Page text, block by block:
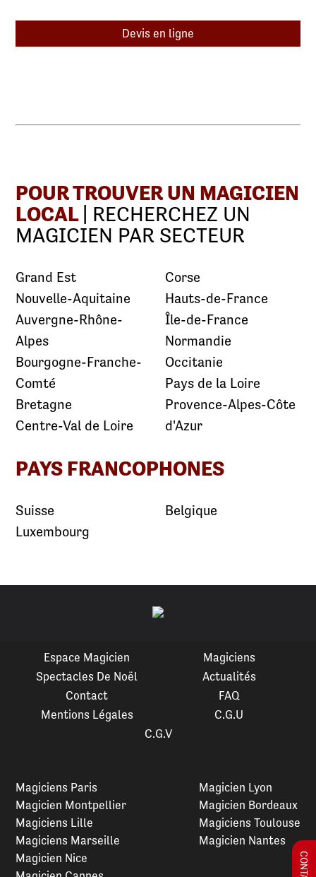
Devis en ligne
POUR TROUVER UN MAGICIEN
LOCAL | RECHERCHEZ UN
MAGICIEN PAR SECTEUR
Grand Est
Nouvelle-Aquitaine
Auvergne-Rhône-
Alpes
Bourgogne-Franche-
Comté
Bretagne
Centre-Val de Loire
Corse
Hauts-de-France
Île-de-France
Normandie
Occitanie
Pays de la Loire
Provence-Alpes-Côte
d'Azur
PAYS FRANCOPHONES
Suisse
Luxembourg
Belgique
Espace Magicien
Magiciens
Spectacles De Noël
Actualités
Contact
FAQ
Mentions Légales
C.G.U
C.G.V
Magiciens Paris
Magicien Montpellier
Magiciens Lille
Magiciens Marseille
Magicien Lyon
Magicien Bordeaux
Magiciens Toulouse
Magicien Nantes
Magicien Nice